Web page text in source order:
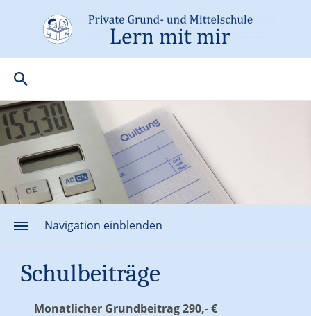
Navigation einblenden
Schulbeiträge
Monatlicher Grundbeitrag 290,- €